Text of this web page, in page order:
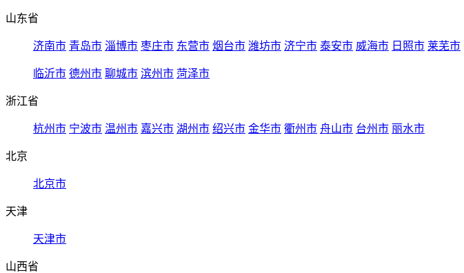
山东省
济南市 青岛市 淄博市 枣庄市 东营市 烟台市 潍坊市 济宁市 泰安市 威海市 日照市 莱芜市
临沂市 德州市 聊城市 滨州市 菏泽市
浙江省
杭州市 宁波市 温州市 嘉兴市 湖州市 绍兴市 金华市 衢州市 舟山市 台州市 丽水市
北京
北京市
天津
天津市
山西省